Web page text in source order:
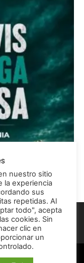
nuestro sitio
la experiencia
sus
repetidas. Al
todo", acepta
cookies. Sin
clic en
un